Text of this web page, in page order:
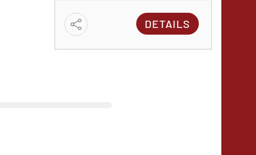
DETAILS